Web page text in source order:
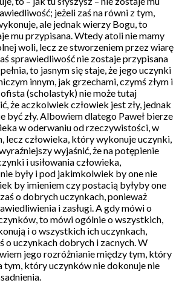
jeżeli zaś na równi z tym,
ale jednak wierzy Bogu, to
mu przypisana. Wtedy atoli nie mamy
woli, lecz ze stworzeniem przez wiarę
sprawiedliwość nie zostaje przypisana
to jasnym się staje, że jego uczynki
innym, jak grzechami, czymś złym i
(scholastyk) nie może tutaj
że aczkolwiek człowiek jest zły, jednak
być zły. Albowiem dlatego Paweł bierze
w oderwaniu od rzeczywistości, w
lecz człowieka, który wykonuje uczynki,
wyjaśnić, że na potępienie
i usiłowania człowieka,
były i pod jakimkolwiek by one nie
by imieniem czy postacią byłyby one
o dobrych uczynkach, ponieważ
i zasługi. A gdy mówi o
to mówi ogólnie o wszystkich,
i o wszystkich ich uczynkach,
o uczynkach dobrych i zacnych. W
jego rozróżnianie między tym, który
tym, który uczynków nie dokonuje nie